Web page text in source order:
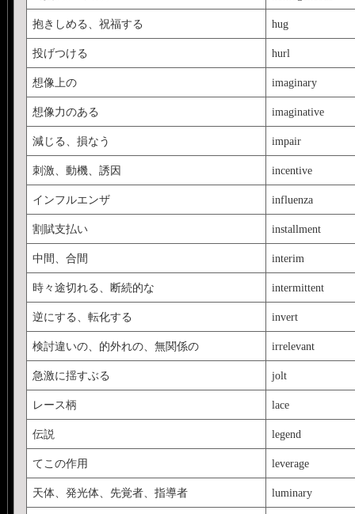
抱きしめる、祝福する hug
投げつける hurl
想像上の imaginary
想像力のある imaginative
減じる、損なう impair
刺激、動機、誘因 incentive
インフルエンザ influenza
割賦支払い installment
中間、合間 interim
時々途切れる、断続的な intermittent
逆にする、転化する invert
検討違いの、的外れの、無関係の irrelevant
急激に揺すぶる jolt
レース柄 lace
伝説 legend
てこの作用 leverage
天体、発光体、先覚者、指導者 luminary